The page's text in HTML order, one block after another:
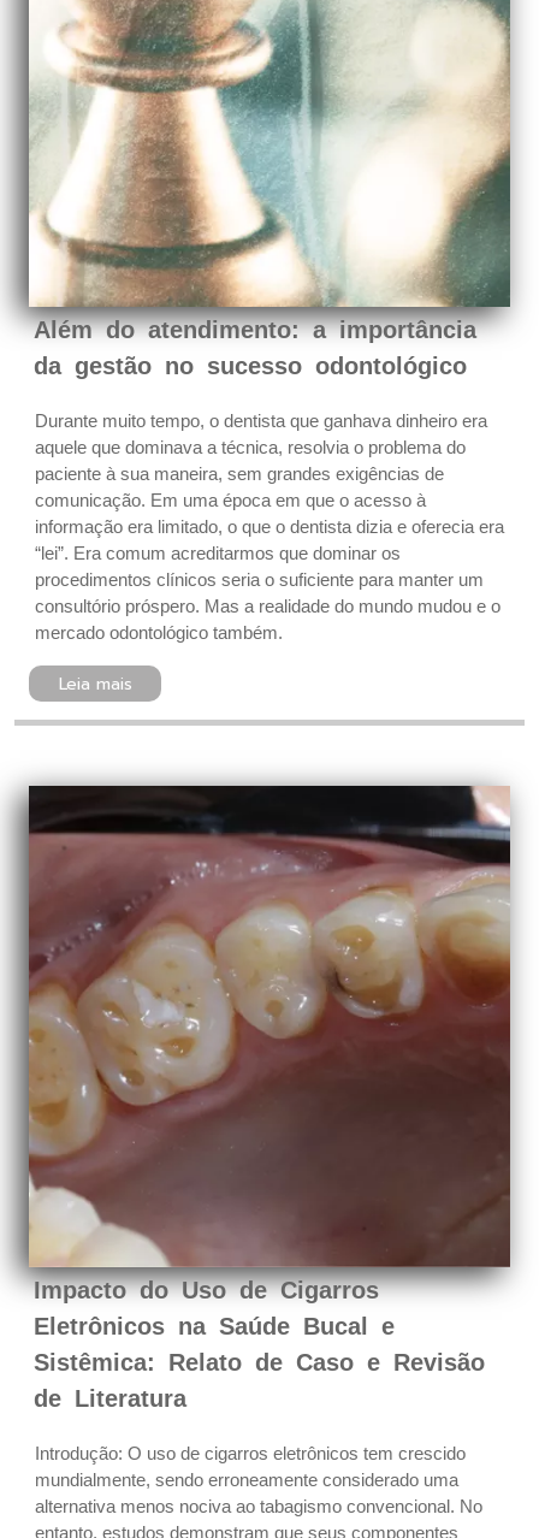
Além do atendimento: a importância
da gestão no sucesso odontológico
Durante muito tempo, o dentista que ganhava dinheiro era
aquele que dominava a técnica, resolvia o problema do
paciente à sua maneira, sem grandes exigências de
comunicação. Em uma época em que o acesso à
informação era limitado, o que o dentista dizia e oferecia era
“lei”. Era comum acreditarmos que dominar os
procedimentos clínicos seria o suficiente para manter um
consultório próspero. Mas a realidade do mundo mudou e o
mercado odontológico também.
Leia mais
Impacto do Uso de Cigarros
Eletrônicos na Saúde Bucal e
Sistêmica: Relato de Caso e Revisão
de Literatura
Introdução: O uso de cigarros eletrônicos tem crescido
mundialmente, sendo erroneamente considerado uma
alternativa menos nociva ao tabagismo convencional. No
entanto, estudos demonstram que seus componentes